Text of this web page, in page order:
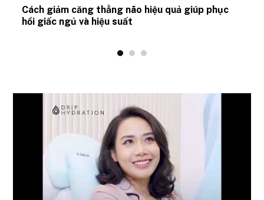
Cách giảm căng thẳng não hiệu quả giúp phục
hồi giấc ngủ và hiệu suất